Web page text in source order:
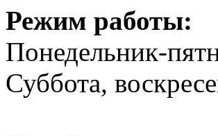
Режим работы:
Понедельник-
Суббота,